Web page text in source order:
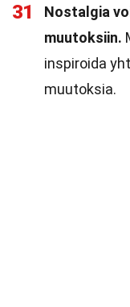
31
Nostalgia
muutoksiin.
inspiroida
muutoksia.